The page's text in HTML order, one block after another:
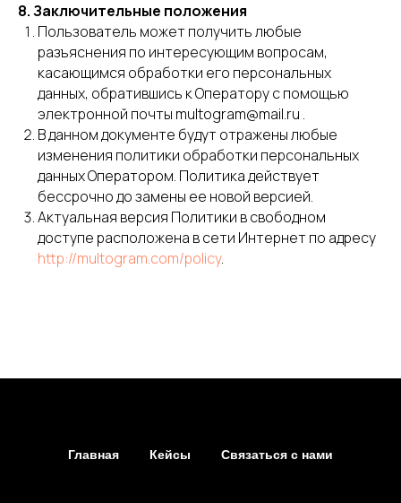
8. Заключительные положения
Пользователь может получить любые
разъяснения по интересующим вопросам,
касающимся обработки его персональных
данных, обратившись к Оператору с помощью
электронной почты multogram@mail.ru .
В данном документе будут отражены любые
изменения политики обработки персональных
данных Оператором. Политика действует
бессрочно до замены ее новой версией.
Актуальная версия Политики в свободном
доступе расположена в сети Интернет по адресу
http://multogram.com/policy.
Главная Кейсы Связаться с нами